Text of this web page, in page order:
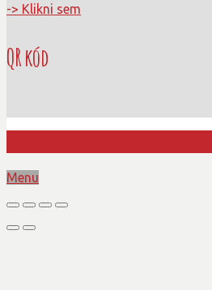
-> Klikni sem
QR kód
Menu